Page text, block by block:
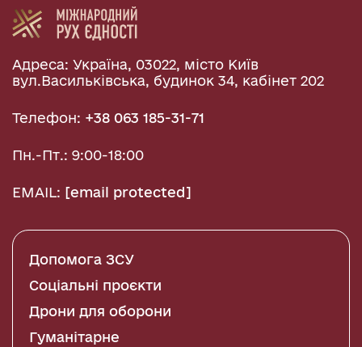
Адреса: Україна, 03022, місто Київ
вул.Васильківська, будинок 34, кабінет 202
Телефон: +38 063 185-31-71
Пн.-Пт.: 9:00-18:00
EMAIL: [email protected]
Допомога ЗСУ
Соціальні проєкти
Дрони для оборони
Гуманітарне